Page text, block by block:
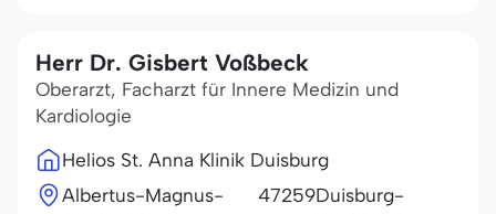
Herr Dr. Gisbert Voßbeck
Oberarzt, Facharzt für Innere Medizin und
Kardiologie
Helios St. Anna Klinik Duisburg
Albertus-Magnus-
47259Duisburg-